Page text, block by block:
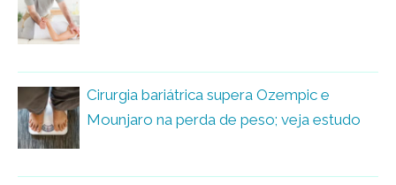
Cirurgia bariátrica supera Ozempic e
Mounjaro na perda de peso; veja estudo